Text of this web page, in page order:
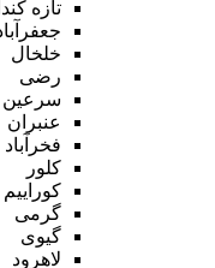
تازه
خلخال
رضی
سرعین
عنبران
فخرآباد
کلور
کوراییم
گرمی
گیوی
لاهرود